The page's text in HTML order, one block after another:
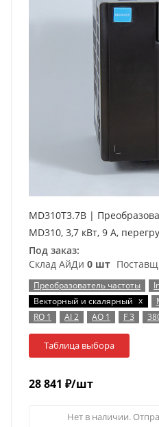
MD310T3.7B | Преобразователь частоты, серия
MD310, 3,7 кВт, 9 А,
Под заказ:
Склад АйДи 0 шт
Преобразователь частоты
Векторный и скалярный x
RO 1
AI 2 AO 1 F 3
Таблица выбора
28 841 ₽/шт
Нет в наличии.